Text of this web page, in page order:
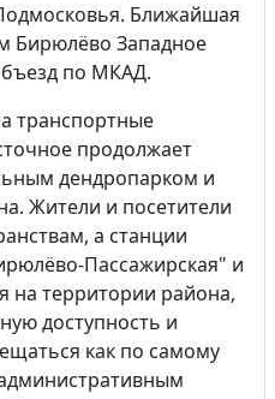
Ближайшая
Бирюлёво Западное
по МКАД.
транспортные
продолжает
дендропарком и
Жители и посетители
а станции
Пассажирская" и
территории района,
доступность и
как по самому